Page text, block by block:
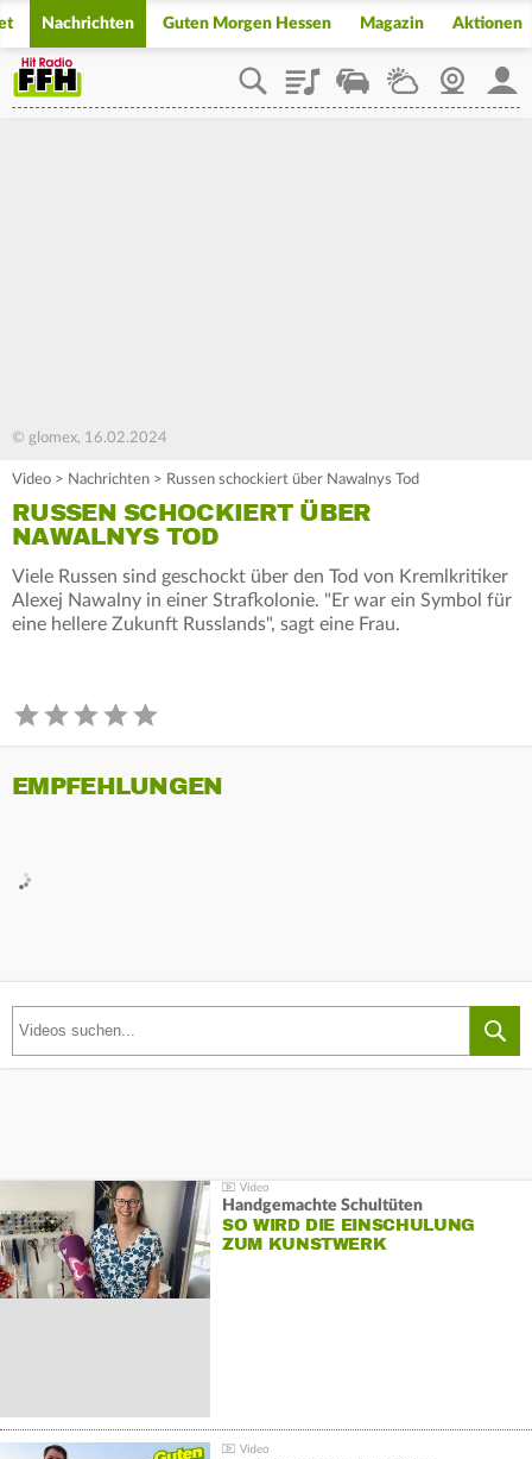
Nachrichten Guten Morgen Hessen Magazin Aktionen
PlaylistStaupilotWetterWebcam
© glomex, 16.02.2024
Video > Nachrichten > Russen schockiert über Nawalnys Tod
RUSSEN SCHOCKIERT ÜBER
NAWALNYS TOD
Viele Russen sind geschockt über den Tod von Kremlkritiker
Alexej Nawalny in einer Strafkolonie. "Er war ein Symbol für
eine hellere Zukunft Russlands", sagt eine Frau.
EMPFEHLUNGEN
Handgemachte Schultüten
SO WIRD DIE EINSCHULUNG
ZUM KUNSTWERK